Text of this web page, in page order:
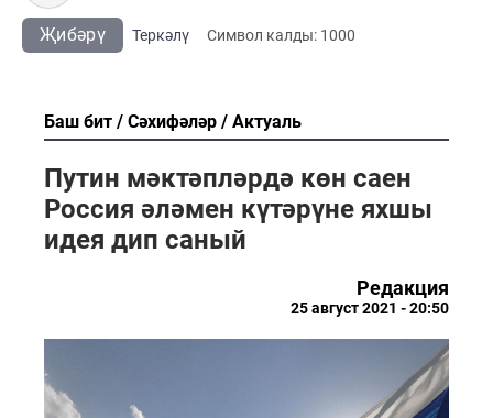
Җибәрү Теркәлү Cимвол калды: 1000
Баш бит Сәхифәләр Актуаль
Путин мәктәпләрдә көн саен
Россия әләмен күтәрүне яхшы
идея дип саный
Редакция
25 август 2021 - 20:50